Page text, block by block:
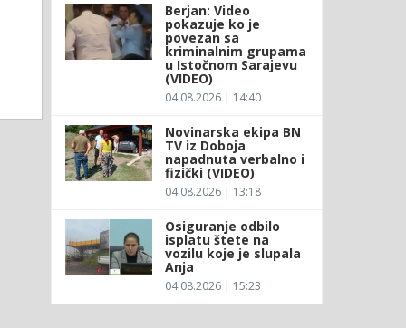
Berjan: Video
pokazuje ko je
povezan sa
kriminalnim grupama
u Istočnom Sarajevu
(VIDEO)
04.08.2026 | 14:40
Novinarska ekipa BN
TV iz Doboja
napadnuta verbalno i
fizički (VIDEO)
04.08.2026 | 13:18
Osiguranje odbilo
isplatu štete na
vozilu koje je slupala
Anja
04.08.2026 | 15:23